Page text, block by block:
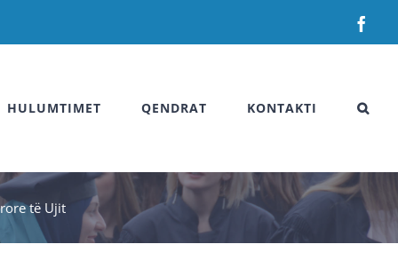
HULUMTIMET QENDRAT KONTAKTI
të Ujit